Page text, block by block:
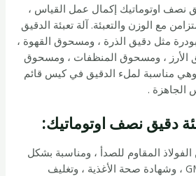
نصف اوتوماتيك إكمال عمل القياس ،
مع الوزن والتعبئة. آلة تعبئة الدقيق
مثل دقيق الذرة ، ومسحوق القهوة ،
الأرز ، ومسحوق المنظفات ، ومسحوق
وهي مناسبة لملء الدقيق في كيس قائم
الجاهزة .
دقيق نصف اوتوماتيك:
المقاوم للصدأ ، ومناسبة بشكل
خاص لشهادة GMP ، وشهادة صحة الأغذية ، وتغليف